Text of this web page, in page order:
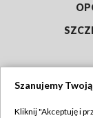
Szanujemy
Kliknij "Akceptuję i